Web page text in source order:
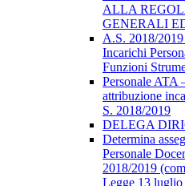
ALLA
GENERALI
A.S. 2018/
Incarichi
Funzioni
Personale ATA
attribuzione
S. 2018/2019
DELEGA
Determina
Personale
2018/2019
Legge 13